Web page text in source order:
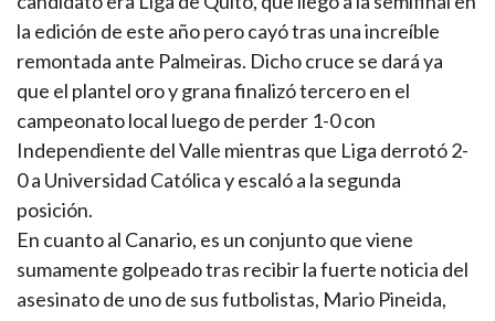
la edición de este año pero cayó tras una increíble
remontada ante Palmeiras. Dicho cruce se dará ya
que el plantel oro y grana finalizó tercero en el
campeonato local luego de perder 1-0 con
Independiente del Valle mientras que Liga derrotó 2-
0 a Universidad Católica y escaló a la segunda
posición.
En cuanto al Canario, es un conjunto que viene
sumamente golpeado tras recibir la fuerte noticia del
asesinato de uno de sus futbolistas, Mario Pineida,